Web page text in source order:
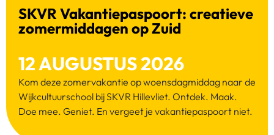
12 AUGUSTUS 2026
SKVR Vakantiepaspoort: creatieve
zomermiddagen op Zuid
Kom deze zomervakantie op woensdagmiddag naar de
Wijkcultuurschool bij SKVR Hillevliet. Ontdek. Maak.
Doe mee. Geniet. En vergeet je vakantiepaspoort niet.